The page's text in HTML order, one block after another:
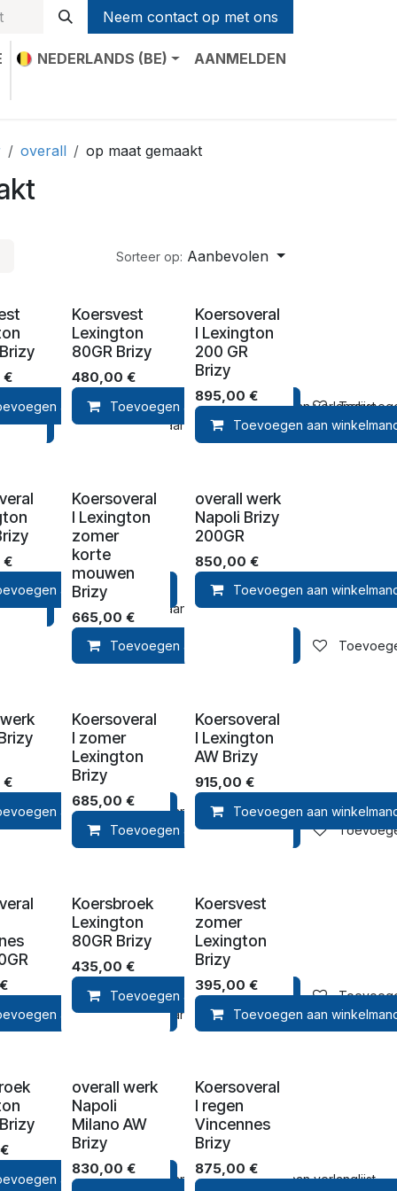
Neem contact op met ons
NEDERLANDS (BE)
AANMELDEN
overall op maat gemaakt
Sorteer op: Aanbevolen
Toevoegen aan verlanglijst
€
aan winkelmandje Toevoegen aan verlanglijst
Koersvest
Lexington
80GR Brizy
480,00 €
Toevoegen aan winkelmandje
Koersoveral
l Lexington
200 GR
Brizy
895,00 €
Toevoegen aan
Toevoegen aan verlanglijst
€
aan winkelmandje Toevoegen aan verlanglijst
Koersoveral
l Lexington
zomer
korte
mouwen
Brizy
665,00 €
Toevoegen aan winkelmandje
overall werk
Napoli Brizy
200GR
850,00 €
Toevoegen aan
Toevoegen aan verlanglijst
€
aan winkelmandje Toevoegen aan verlanglijst
Koersoveral
l zomer
Lexington
Brizy
685,00 €
Toevoegen aan winkelmandje
Koersoveral
l Lexington
AW Brizy
915,00 €
Toevoegen aan
Toevoegen aan verlanglijst
€
aan winkelmandje Toevoegen aan verlanglijst
Koersbroek
Lexington
80GR Brizy
435,00 €
Toevoegen aan winkelmandje
Koersvest
zomer
Lexington
Brizy
395,00 €
Toevoegen aan
Toevoegen aan verlanglijst
€
aan winkelmandje Toevoegen aan verlanglijst
overall werk
Napoli
Milano AW
Brizy
830,00 €
Koersoveral
l regen
Vincennes
Brizy
875,00 €